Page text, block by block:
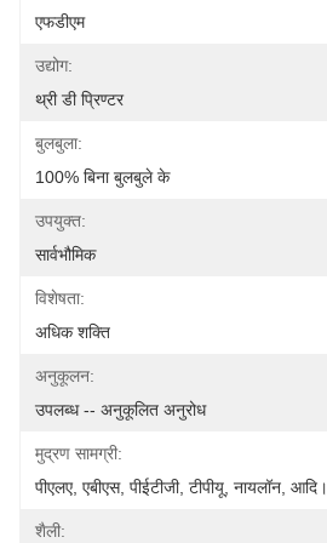
एफडीएम
उद्योग:
थ्री डी प्रिण्टर
बुलबुला:
100% बिना बुलबुले के
उपयुक्त:
सार्वभौमिक
विशेषता:
अधिक शक्ति
अनुकूलन:
उपलब्ध -- अनुकूलित अनुरोध
मुद्रण सामग्री:
पीएलए, एबीएस, पीईटीजी, टीपीयू, नायलॉन, आदि।
शैली: